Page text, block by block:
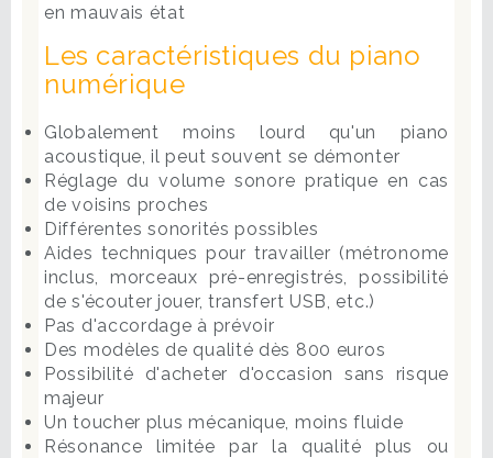
en mauvais état
Les caractéristiques du piano
numérique
Globalement moins lourd qu'un piano
acoustique, il peut souvent se démonter
Réglage du volume sonore pratique en cas
de voisins proches
Différentes sonorités possibles
Aides techniques pour travailler (métronome
inclus, morceaux pré-enregistrés, possibilité
de s'écouter jouer, transfert USB, etc.)
Pas d'accordage à prévoir
Des modèles de qualité dès 800 euros
Possibilité d'acheter d'occasion sans risque
majeur
Un toucher plus mécanique, moins fluide
Résonance limitée par la qualité plus ou